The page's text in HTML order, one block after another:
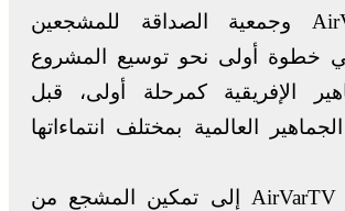
منصة AirVarTV وجمعية الصداقة للمشجعين
في خطوة أولى نحو توسيع المشروع
الإفريقية كمرحلة أولى، قبل
العالمية بمختلف انتماءاتها
وتهدف منصة AirVarTV إلى تمكين المشجع من